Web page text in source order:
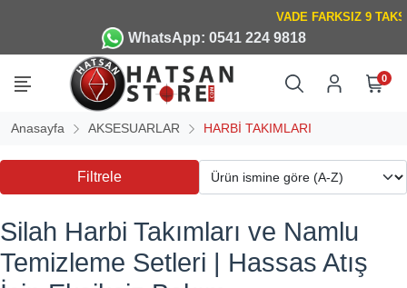
WhatsApp: 0541 224 9818
0
Anasayfa AKSESUARLAR HARBİ TAKIMLARI
Filtrele
Silah Harbi Takımları ve Namlu
Temizleme Setleri | Hassas Atış